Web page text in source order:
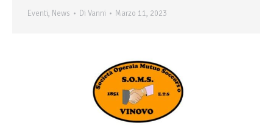
Eventi, News Di Vanni Marzo 11, 2023